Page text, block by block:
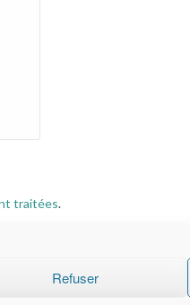
Refuser
traitées.